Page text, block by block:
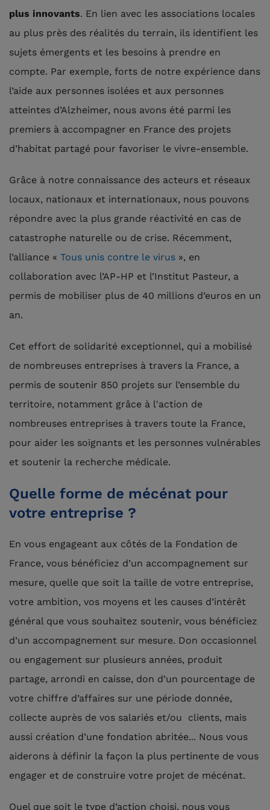
plus innovants. En lien avec les associations locales
au plus près des réalités du terrain, ils identifient les
sujets émergents et les besoins à prendre en
compte. Par exemple, forts de notre expérience dans
l’aide aux personnes isolées et aux personnes
atteintes d’Alzheimer, nous avons été parmi les
premiers à accompagner en France des projets
d’habitat partagé pour favoriser le vivre-ensemble.
Grâce à notre connaissance des acteurs et réseaux
locaux, nationaux et internationaux, nous pouvons
répondre avec la plus grande réactivité en cas de
catastrophe naturelle ou de crise. Récemment,
l’alliance « Tous unis contre le virus », en
collaboration avec l’AP-HP et l’Institut Pasteur, a
permis de mobiliser plus de 40 millions d’euros en un
an.
Cet effort de solidarité exceptionnel, qui a mobilisé
de nombreuses entreprises à travers la France, a
permis de soutenir 850 projets sur l’ensemble du
territoire, notamment grâce à l'action de
nombreuses entreprises à travers toute la France,
pour aider les soignants et les personnes vulnérables
et soutenir la recherche médicale.
Quelle forme de mécénat pour
votre entreprise ?
En vous engageant aux côtés de la Fondation de
France, vous bénéficiez d’un accompagnement sur
mesure, quelle que soit la taille de votre entreprise,
votre ambition, vos moyens et les causes d’intérêt
général que vous souhaitez soutenir, vous bénéficiez
d’un accompagnement sur mesure. Don occasionnel
ou engagement sur plusieurs années, produit
partage, arrondi en caisse, don d’un pourcentage de
votre chiffre d’affaires sur une période donnée,
collecte auprès de vos salariés et/ou clients, mais
aussi création d’une fondation abritée... Nous vous
aiderons à définir la façon la plus pertinente de vous
engager et de construire votre projet de mécénat.
Quel que soit le type d’action choisi, nous vous